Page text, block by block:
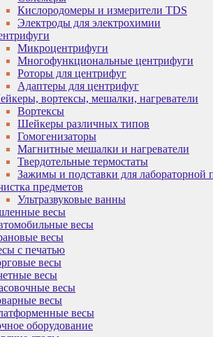
Кислородомеры и измерители TDS
Электроды для электрохимии
Микроцентрифуги
Многофункциональные центрифуги
Роторы для центрифуг
Адаптеры для центрифуг
вортексы, мешалки, нагреватели
Вортексы
Шейкеры различных типов
Гомогенизаторы
Магнитные мешалки и нагреватели
Твердотельные термостаты
Зажимы и подставки для лабораторной
предметов
Ультразвуковые ванны
весы
весы
весы
с печатью
весы
весы
весы
весы
весы
оборудование